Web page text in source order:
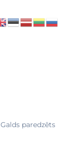
paredzēts